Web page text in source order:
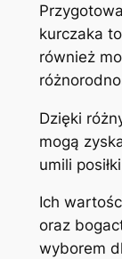
kurczaka
również
Dzięki
mogą
umili
Ich
oraz
wyborem